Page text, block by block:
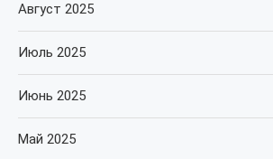
Август 2025
Июль 2025
Июнь 2025
Май 2025